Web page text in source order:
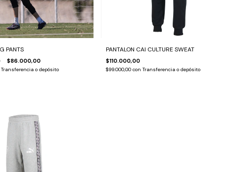
PANTS
$86.000,00
Transferencia o depósito
PANTALON CAI CULTURE SWEAT
$110.000,00
$99.000,00con Transferencia o depósito